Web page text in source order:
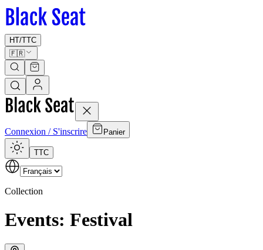
HT/TTC
🇫🇷
Connexion / S'inscrire Panier
TTC
Collection
Events: Festival